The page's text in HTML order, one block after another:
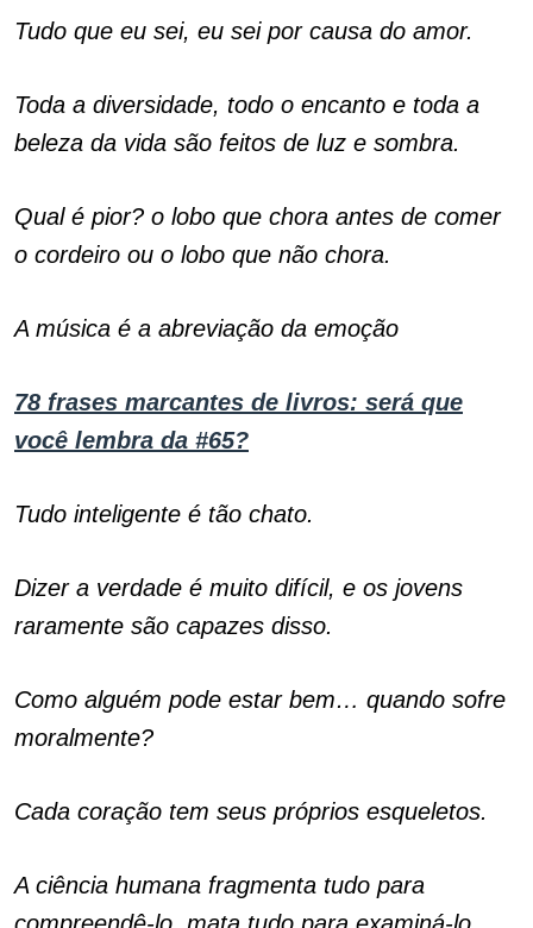
Tudo que eu sei, eu sei por causa do amor.
Toda a diversidade, todo o encanto e toda a
beleza da vida são feitos de luz e sombra.
Qual é pior? o lobo que chora antes de comer
o cordeiro ou o lobo que não chora.
A música é a abreviação da emoção
78 frases marcantes de livros: será que
você lembra da #65?
Tudo inteligente é tão chato.
Dizer a verdade é muito difícil, e os jovens
raramente são capazes disso.
Como alguém pode estar bem… quando sofre
moralmente?
Cada coração tem seus próprios esqueletos.
A ciência humana fragmenta tudo para